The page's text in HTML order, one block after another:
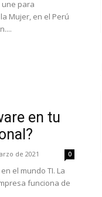
une para
Mujer, en el Perú
en tu
de 2021 0
el mundo TI. La
funciona de